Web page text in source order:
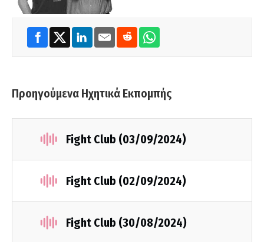
Προηγούμενα Ηχητικά Εκπομπής
Fight Club (03/09/2024)
Fight Club (02/09/2024)
Fight Club (30/08/2024)